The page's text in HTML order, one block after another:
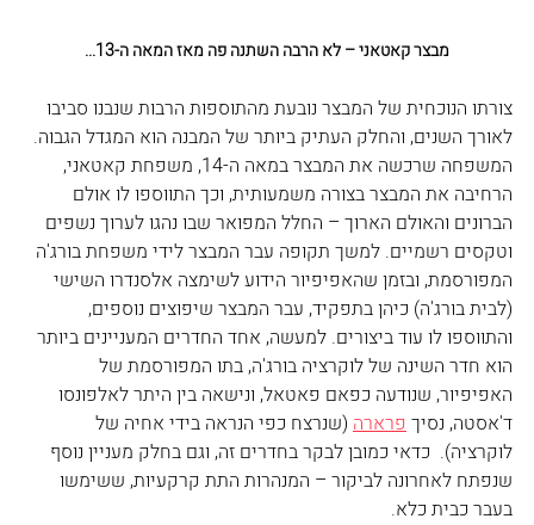
מבצר קאטאני – לא הרבה השתנה פה מאז המאה ה-13...
צורתו הנוכחית של המבצר נובעת מהתוספות הרבות שנבנו סביבו
לאורך השנים, והחלק העתיק ביותר של המבנה הוא המגדל הגבוה.
המשפחה שרכשה את המבצר במאה ה-14, משפחת קאטאני,
הרחיבה את המבצר בצורה משמעותית, וכך התווספו לו אולם
הברונים והאולם הארוך – החלל המפואר שבו נהגו לערוך נשפים
וטקסים רשמיים. למשך תקופה עבר המבצר לידי משפחת בורג'ה
המפורסמת, ובזמן שהאפיפיור הידוע לשימצה אלסנדרו השישי
(לבית בורג'ה) כיהן בתפקיד, עבר המבצר שיפוצים נוספים,
והתווספו לו עוד ביצורים. למעשה, אחד החדרים המעניינים ביותר
הוא חדר השינה של לוקרציה בורג'ה, בתו המפורסמת של
האפיפיור, שנודעה כפאם פאטאל, ונישאה בין היתר לאלפונסו
ד'אסטה, נסיך פרארה (שנרצח כפי הנראה בידי אחיה של
לוקרציה).  כדאי כמובן לבקר בחדרים זה, וגם בחלק מעניין נוסף
שנפתח לאחרונה לביקור – המנהרות התת קרקעיות, ששימשו
בעבר כבית כלא.